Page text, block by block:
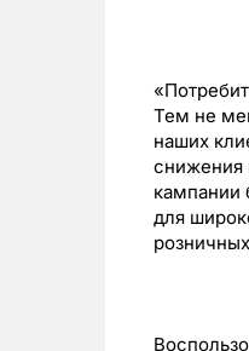
Тем не
наших
снижения
кампании
для